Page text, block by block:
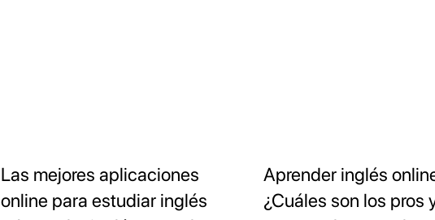
Las mejores aplicaciones
online para estudiar inglés
Aprender inglés
¿Cuáles son los pros